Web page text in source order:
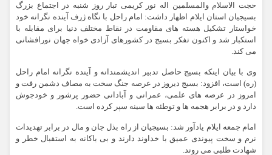
حجت الاسلام والمسلمین اله نور کریمی تبار روز شنبه در اجتماع بزرگ
بسیجیان استان ایلام اظهار داشت: امام راحل با نگاه ژرف آینده نگرانه خود
خواستار تشکیل هسته های مقاومت در نقاط مختلف دنیا برای مقابله با
استکبار شد و اکنون تفکر بسیج در کشورهای آزادی خواه جهان نورافشانی
می کند.
وی با بیان اینکه بسیج حاصل تدبیر اندیشمندانه و آینده نگرانه امام راحل
(ره) است، افزود: بسیج دیروز در عرصه جنگ سخت به مصاف دشمن رفت و
امروز در عرصه های علمی، عمرانی و آبادانی حضور پرشور و خودجوش
دارد و در برابر هجمه ها و توطئه ها سینه سپر کرده است.
امام جمعه ایلام یادآور شد: بسیجیان از راه بذل جان و مال در برابر تهدیدات
نرم و سخت پیوندی عمیق با خداوند دارند و بی باکانه به استقبال خطر و
شهادت طلبی می روند.